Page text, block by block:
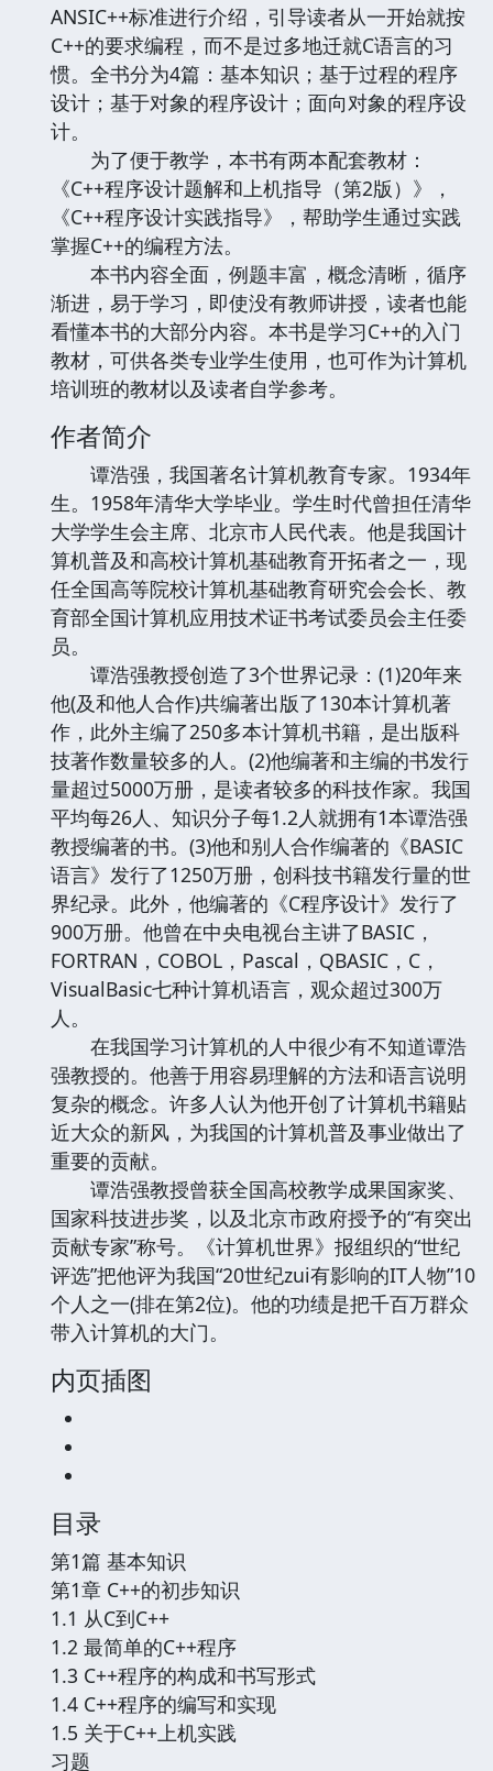
ANSIC++标准进行介绍，引导读者从一开始就按
C++的要求编程，而不是过多地迁就C语言的习
惯。全书分为4篇：基本知识；基于过程的程序
设计；基于对象的程序设计；面向对象的程序设
计。
为了便于教学，本书有两本配套教材：
《C++程序设计题解和上机指导（第2版）》，
《C++程序设计实践指导》，帮助学生通过实践
掌握C++的编程方法。
本书内容全面，例题丰富，概念清晰，循序
渐进，易于学习，即使没有教师讲授，读者也能
看懂本书的大部分内容。本书是学习C++的入门
教材，可供各类专业学生使用，也可作为计算机
培训班的教材以及读者自学参考。
作者简介
谭浩强，我国著名计算机教育专家。1934年
生。1958年清华大学毕业。学生时代曾担任清华
大学学生会主席、北京市人民代表。他是我国计
算机普及和高校计算机基础教育开拓者之一，现
任全国高等院校计算机基础教育研究会会长、教
育部全国计算机应用技术证书考试委员会主任委
员。
谭浩强教授创造了3个世界记录：(1)20年来
他(及和他人合作)共编著出版了130本计算机著
作，此外主编了250多本计算机书籍，是出版科
技著作数量较多的人。(2)他编著和主编的书发行
量超过5000万册，是读者较多的科技作家。我国
平均每26人、知识分子每1.2人就拥有1本谭浩强
教授编著的书。(3)他和别人合作编著的《BASIC
语言》发行了1250万册，创科技书籍发行量的世
界纪录。此外，他编著的《C程序设计》发行了
900万册。他曾在中央电视台主讲了BASIC，
FORTRAN，COBOL，Pascal，QBASIC，C，
VisualBasic七种计算机语言，观众超过300万
人。
在我国学习计算机的人中很少有不知道谭浩
强教授的。他善于用容易理解的方法和语言说明
复杂的概念。许多人认为他开创了计算机书籍贴
近大众的新风，为我国的计算机普及事业做出了
重要的贡献。
谭浩强教授曾获全国高校教学成果国家奖、
国家科技进步奖，以及北京市政府授予的“有突出
贡献专家”称号。《计算机世界》报组织的“世纪
评选”把他评为我国“20世纪zui有影响的IT人物”10
个人之一(排在第2位)。他的功绩是把千百万群众
带入计算机的大门。
内页插图
目录
第1篇 基本知识
第1章 C++的初步知识
1.1 从C到C++
1.2 最简单的C++程序
1.3 C++程序的构成和书写形式
1.4 C++程序的编写和实现
1.5 关于C++上机实践
习题